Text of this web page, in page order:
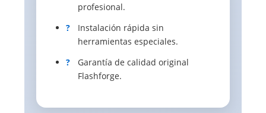
profesional.
?
Instalación rápida sin
herramientas especiales.
?
Garantía de calidad original
Flashforge.